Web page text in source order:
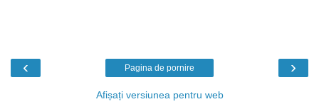
‹ ›
Pagina de pornire
Afișați versiunea pentru web